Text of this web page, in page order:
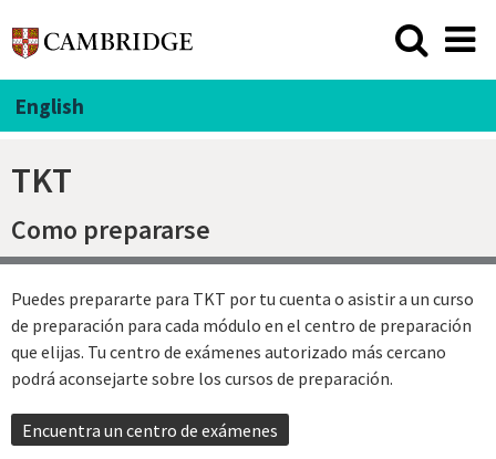
English
TKT
Como prepararse
Puedes prepararte para TKT por tu cuenta o asistir a un curso
de preparación para cada módulo en el centro de preparación
que elijas. Tu centro de exámenes autorizado más cercano
podrá aconsejarte sobre los cursos de preparación.
Encuentra un centro de exámenes